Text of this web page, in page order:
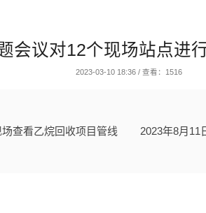
会议对12个现场站点进
2023-03-10 18:36 / 查看：1516
查看乙烷回收项目管线 2023年8月11